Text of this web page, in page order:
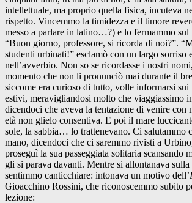
intellettuale, ma proprio quella fisica, incuteva
rispetto. Vincemmo la timidezza e il timore
messo a parlare in latino…?) e lo fermammo sul
“Buon giorno, professore, si ricorda di noi?”.
studenti urbinati!” esclamò con un largo sorriso
nell’avverbio. Non so se ricordasse i nostri
momento che non li pronunciò mai durante il
siccome era curioso di tutto, volle informarsi sui
estivi, meravigliandosi molto che viaggiassimo
dicendoci che aveva la tentazione di venire con
età non glielo consentiva. E poi il mare
sole, la sabbia… lo trattenevano. Ci salutammo
mano, dicendoci che ci saremmo rivisti a
proseguì la sua passeggiata solitaria scansando
gli si parava davanti. Mentre si allontanava
sentimmo canticchiare: intonava un motivo dell’
Gioacchino Rossini, che riconoscemmo subito
lezione: